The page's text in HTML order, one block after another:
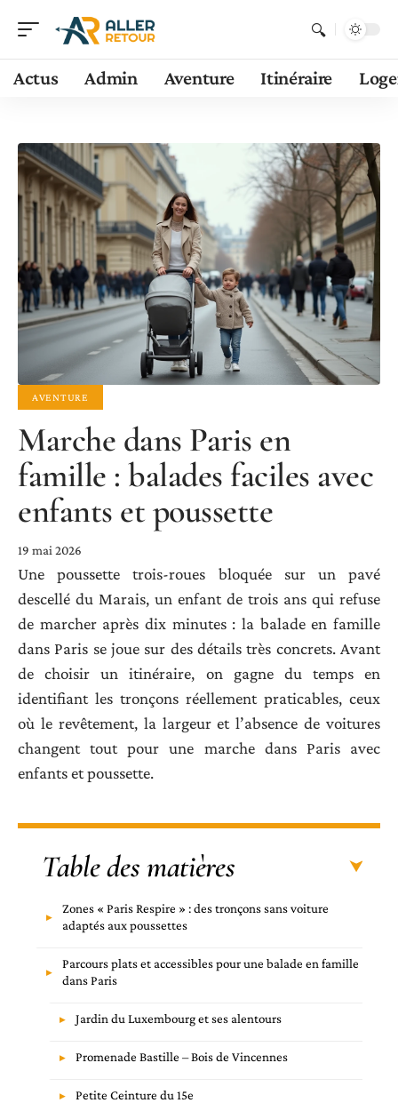
Actus Admin Aventure Itinéraire
AVENTURE
Marche dans Paris en
famille : balades faciles avec
enfants et poussette
19 mai 2026
Une poussette trois-roues bloquée sur un pavé
descellé du Marais, un enfant de trois ans qui refuse
de marcher après dix minutes : la balade en famille
dans Paris se joue sur des détails très concrets. Avant
de choisir un itinéraire, on gagne du temps en
identifiant les tronçons réellement praticables, ceux
où le revêtement, la largeur et l’absence de voitures
changent tout pour une marche dans Paris avec
enfants et poussette.
Table des matières
Zones « Paris Respire » : des tronçons sans voiture
adaptés aux poussettes
Parcours plats et accessibles pour une balade en famille
dans Paris
Jardin du Luxembourg et ses alentours
Promenade Bastille – Bois de Vincennes
Petite Ceinture du 15e